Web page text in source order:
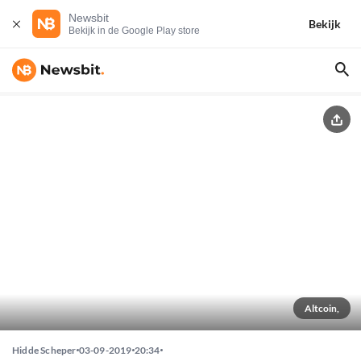
Newsbit
Bekijk in de Google Play store
Bekijk
Altcoin,
Hidde Scheper 03-09-2019 20:34